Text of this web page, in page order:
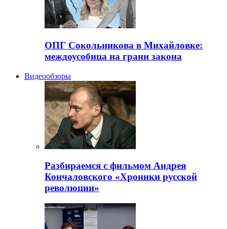
ОПГ Сокольникова в Михайловке:
междоусобица на грани закона
Видеообзоры
Разбираемся с фильмом Андрея
Кончаловского «Хроники русской
революции»